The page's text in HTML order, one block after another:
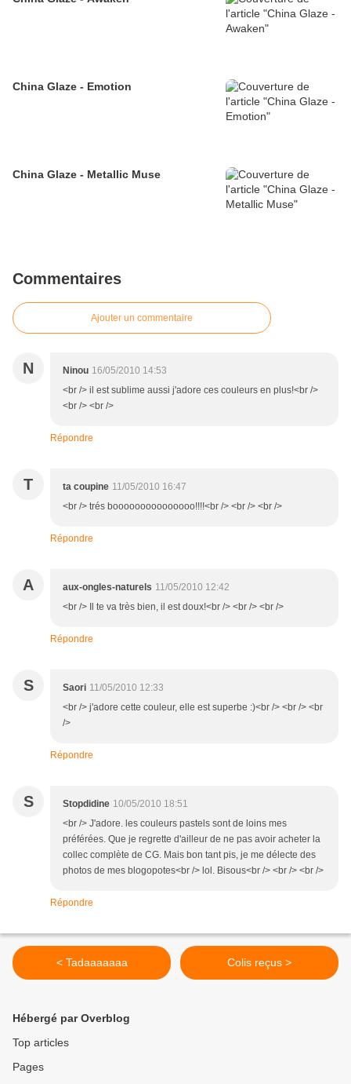
China Glaze - Emotion
China Glaze - Metallic Muse
Commentaires
Ajouter un commentaire
N Ninou 16/05/2010 14:53
<br /> il est sublime aussi j'adore ces couleurs en plus!<br />
<br /> <br />
Répondre
T ta coupine 11/05/2010 16:47
<br /> trés booooooooooooooo!!!!<br /> <br /> <br />
Répondre
A aux-ongles-naturels 11/05/2010 12:42
<br /> Il te va très bien, il est doux!<br /> <br /> <br />
Répondre
S Saori 11/05/2010 12:33
<br /> j'adore cette couleur, elle est superbe :)<br /> <br /> <br
/>
Répondre
S Stopdidine 10/05/2010 18:51
<br /> J'adore. les couleurs pastels sont de loins mes
préférées. Que je regrette d'ailleur de ne pas avoir acheter la
collec complète de CG. Mais bon tant pis, je me délecte des
photos de mes blogopotes<br /> lol. Bisous<br /> <br /> <br />
Répondre
< Tadaaaaaaa Colis reçus >
Hébergé par Overblog
Top articles
Pages